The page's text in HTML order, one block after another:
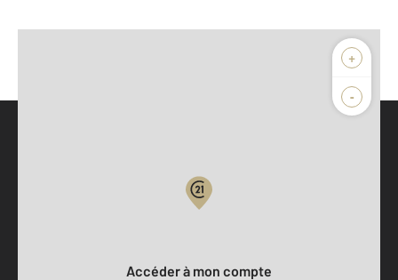
+
-
Accéder à mon compte